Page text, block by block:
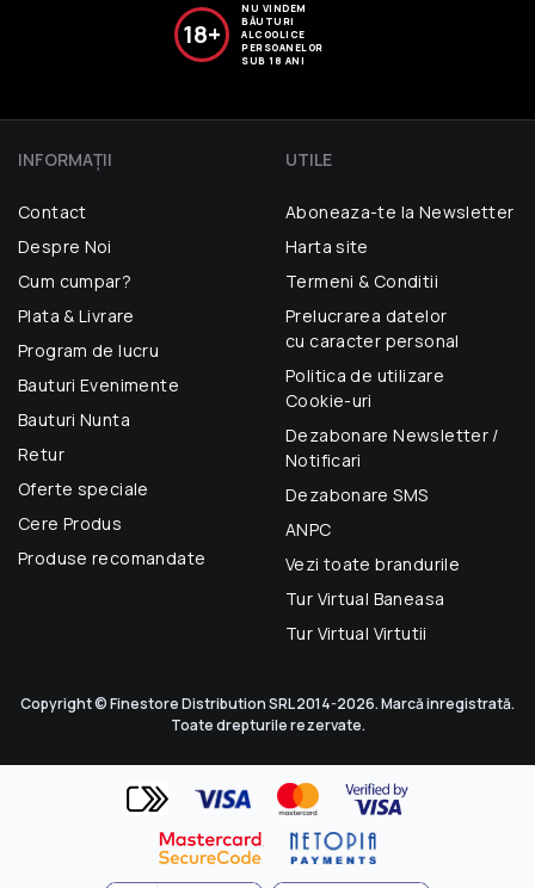
18+
NU VINDEM
BĂUTURI
ALCOOLICE
PERSOANELOR
SUB 18 ANI
INFORMAŢII
Contact
Despre Noi
Cum cumpar?
Plata & Livrare
Program de lucru
Bauturi Evenimente
Bauturi Nunta
Retur
Oferte speciale
Cere Produs
Produse recomandate
UTILE
Aboneaza-te la Newsletter
Harta site
Termeni & Conditii
Prelucrarea datelor
cu caracter personal
Politica de utilizare
Cookie-uri
Dezabonare Newsletter /
Notificari
Dezabonare SMS
ANPC
Vezi toate brandurile
Tur Virtual Baneasa
Tur Virtual Virtutii
Copyright © Finestore Distribution SRL 2014-2026. Marcă inregistrată.
Toate drepturile rezervate.